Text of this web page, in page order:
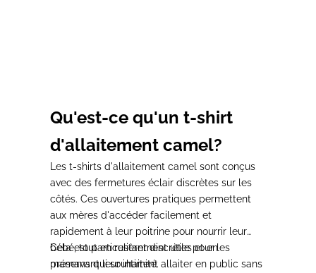
Qu'est-ce qu'un t-shirt
d'allaitement camel?
Les t-shirts d'allaitement camel sont conçus
avec des fermetures éclair discrètes sur les
côtés. Ces ouvertures pratiques permettent
aux mères d'accéder facilement et
rapidement à leur poitrine pour nourrir leur
bébé, tout en restantdiscrèteset en
préservant leur intimité.
Cela estparticulièrement utilepour les
mamans qui souhaitent allaiter en public sans